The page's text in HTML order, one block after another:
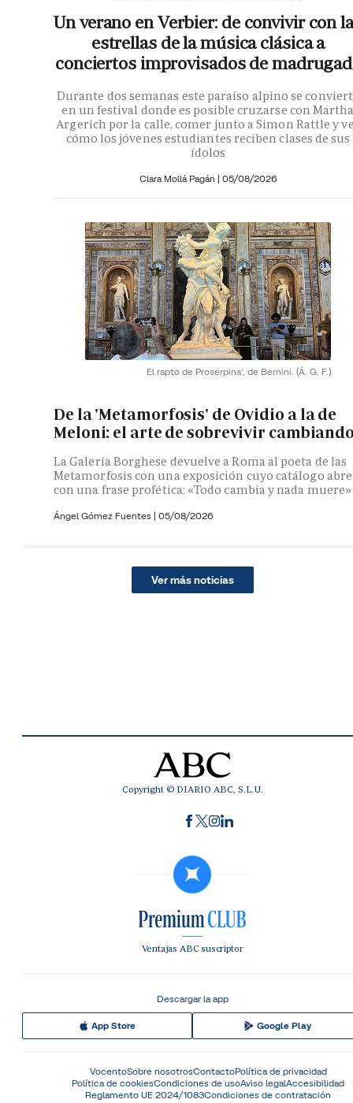
Un verano en Verbier: de convivir con
estrellas de la música clásica a
conciertos improvisados de
Durante dos semanas este paraíso alpino se
en un festival donde es posible cruzarse con
Argerich por la calle, comer junto a Simon Rattle y
cómo los jóvenes estudiantes reciben clases de sus
ídolos
Clara Mollá Pagán | 05/08/2026
El rapto de Proserpina', de Bernini. (Á. G. F.)
De la 'Metamorfosis' de Ovidio a la de
Meloni: el arte de sobrevivir
La Galería Borghese devuelve a Roma al poeta de las
Metamorfosis con una exposición cuyo catálogo abre
con una frase profética: «Todo cambia y nada muere»
Ángel Gómez Fuentes | 05/08/2026
Ver más noticias
Copyright © DIARIO ABC, S.L.U.
Ventajas ABC suscriptor
Descargar la app
App Store Google Play
VocentoSobre nosotrosContactoPolítica de privacidad
Política de cookiesCondiciones de usoAviso legalAccesibilidad
Reglamento UE 2024/1083Condiciones de contratación